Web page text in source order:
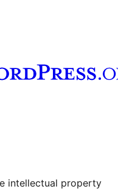
intellectual property